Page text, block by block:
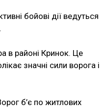
бойові дії ведуться
в районі Кринок. Це
значні сили ворога і
б’є по житлових